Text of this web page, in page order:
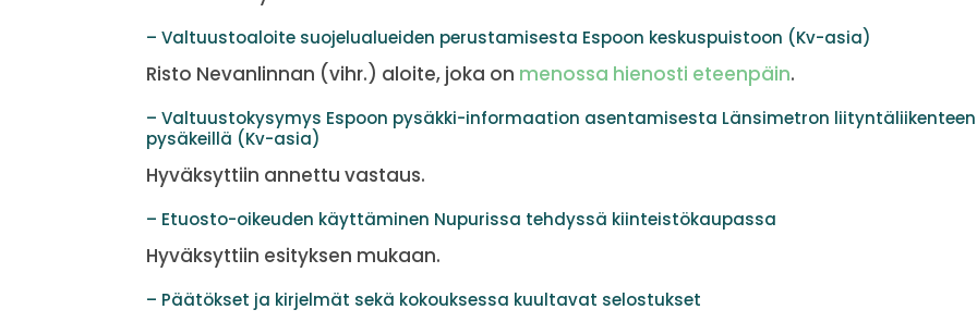
– Valtuustoaloite suojelualueiden perustamisesta Espoon keskuspuistoon (Kv-asia)
Risto Nevanlinnan (vihr.) aloite, joka on menossa hienosti eteenpäin.
– Valtuustokysymys Espoon pysäkki-informaation asentamisesta Länsimetron liityntäliikenteen
pysäkeillä (Kv-asia)
Hyväksyttiin annettu vastaus.
– Etuosto-oikeuden käyttäminen Nupurissa tehdyssä kiinteistökaupassa
Hyväksyttiin esityksen mukaan.
– Päätökset ja kirjelmät sekä kokouksessa kuultavat selostukset